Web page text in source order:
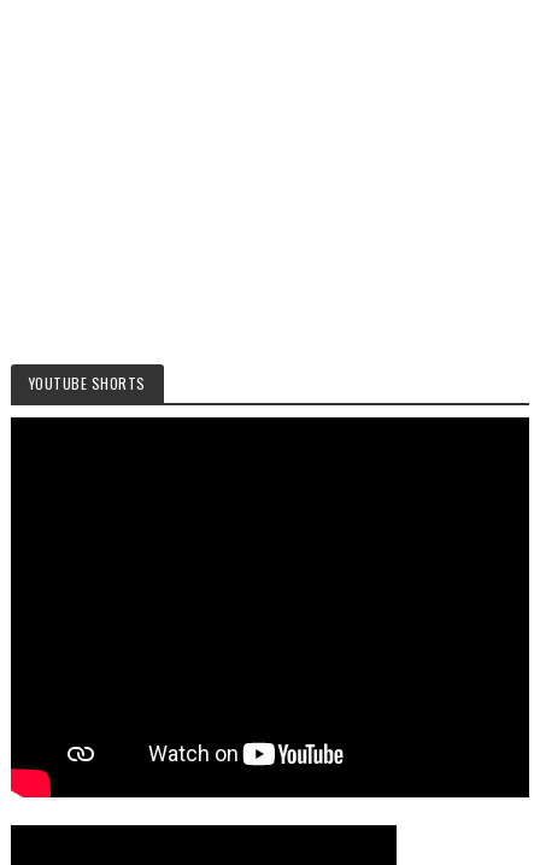
YOUTUBE SHORTS